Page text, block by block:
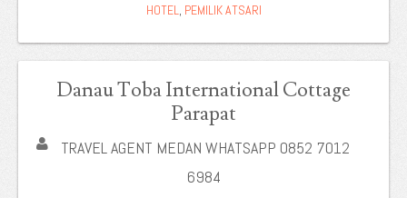
HOTEL, PEMILIK ATSARI
Danau Toba International Cottage
Parapat
TRAVEL AGENT MEDAN WHATSAPP 0852 7012
6984